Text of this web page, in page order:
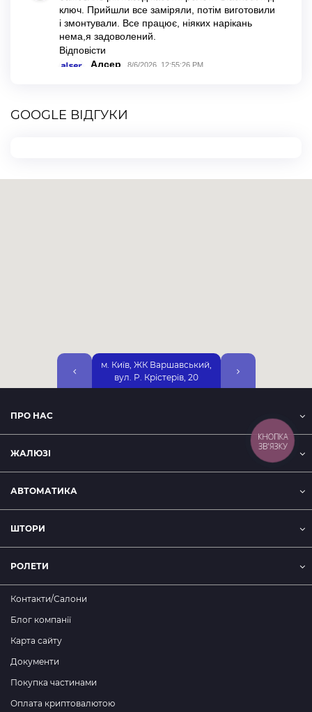
GOOGLE ВІДГУКИ
м. Київ, ЖК Варшавський,
вул. Р. Крістерів, 20
Набережна, 25А, 2-
ПРО НАС
ЖАЛЮЗІ
АВТОМАТИКА
ШТОРИ
РОЛЕТИ
Контакти/Салони
Блог компанії
Карта сайту
Документи
Покупка частинами
Оплата криптовалютою
КНОПКА
ЗВ'ЯЗКУ